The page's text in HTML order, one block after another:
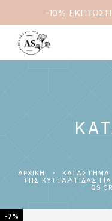
-10%
ΑΡΧΙΚΉ ΚΑΤΆΣΤΗΜΑ
ΤΗΣ ΚΥΤΤΑΡΊΤΙΔΑΣ
QS
-7%